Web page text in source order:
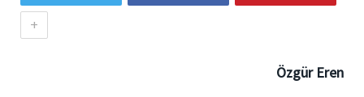
+
Özgür Eren